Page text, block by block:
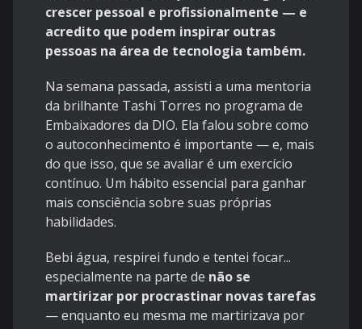
crescer pessoal e profissionalmente — e
acredito que podem inspirar outras
pessoas na área de tecnologia também.
Na semana passada, assisti a uma mentoria
da brilhante Tashi Torres no programa de
Embaixadores da DIO. Ela falou sobre como
o autoconhecimento é importante — e, mais
do que isso, que se avaliar é um exercício
contínuo. Um hábito essencial para ganhar
mais consciência sobre suas próprias
habilidades.
Bebi água, respirei fundo e tentei focar...
especialmente na parte de não se
martirizar por procrastinar novas tarefas
— enquanto eu mesma me martirizava por